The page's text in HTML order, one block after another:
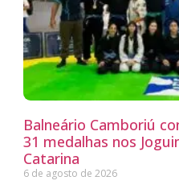
Balneário Camboriú
31 medalhas nos
Catarina
6 de agosto de 2026